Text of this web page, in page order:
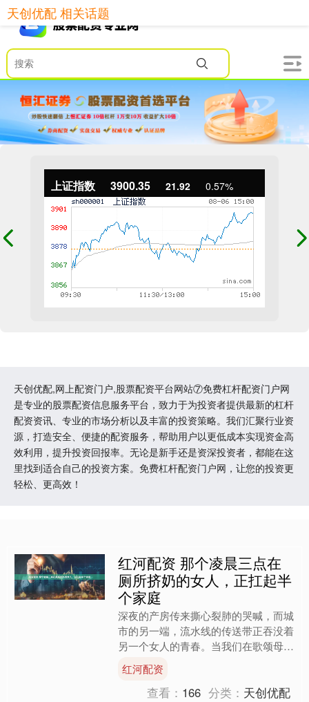
上证指数 3900.35 21.92 0.57%
天创优配,网上配资门户,股票配资平台网站⑦免费杠杆配资门户网
是专业的股票配资信息服务平台，致力于为投资者提供最新的杠杆
配资资讯、专业的市场分析以及丰富的投资策略。我们汇聚行业资
源，打造安全、便捷的配资服务，帮助用户以更低成本实现资金高
效利用，提升投资回报率。无论是新手还是资深投资者，都能在这
里找到适合自己的投资方案。免费杠杆配资门户网，让您的投资更
轻松、更高效！
天创优配 相关话题
红河配资 那个凌晨三点在
厕所挤奶的女人，正扛起半
个家庭
深夜的产房传来撕心裂肺的哭喊，而城
市的另一端，流水线的传送带正吞没着
另一个女人的青春。当我们在歌颂母爱
的伟大时，可曾听见那些被时代碾过的
骨骼发出的脆响？今天，我....
红河配资
查看： 166 分类： 天创优配